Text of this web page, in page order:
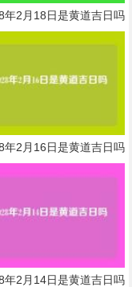
年2月18日是黄道吉日吗
年2月16日是黄道吉日吗
年2月14日是黄道吉日吗